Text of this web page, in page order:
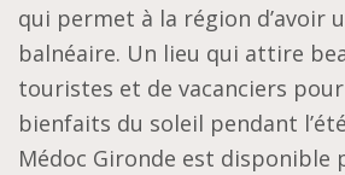
qui permet à la région d’avoir
balnéaire. Un lieu qui attire
touristes et de vacanciers
bienfaits du soleil pendant
Médoc Gironde est disponible